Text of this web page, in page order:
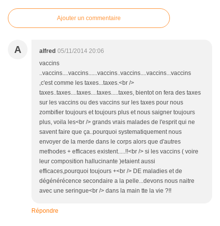
Ajouter un commentaire
A alfred 05/11/2014 20:06
vaccins
..vaccins....vaccins......vaccins..vaccins....vaccins...vaccins
,c'est comme les taxes...taxes.<br />
taxes..taxes....taxes....taxes.....taxes, bientot on fera des taxes
sur les vaccins ou des vaccins sur les taxes pour nous
zombifier toujours et toujours plus et nous saigner toujours
plus, voila les<br /> grands vrais malades de l'esprit qui ne
savent faire que ça..pourquoi systematiquement nous
envoyer de la merde dans le corps alors que d'autres
methodes + efficaces existent.....!!<br /> si les vaccins ( voire
leur composition hallucinante )etaient aussi
efficaces,pourquoi toujours +<br /> DE maladies et de
dégénérécence secondaire a la pelle...devons nous naitre
avec une seringue<br /> dans la main tte la vie ?!!
Répondre